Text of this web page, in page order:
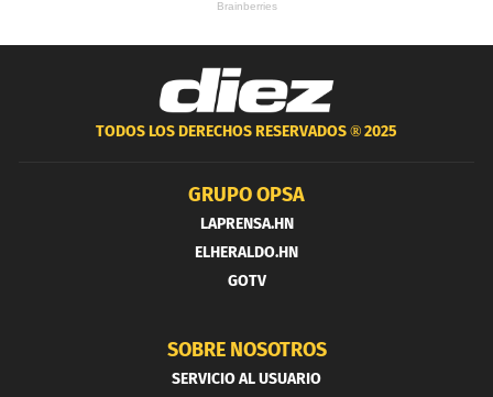
TODOS LOS DERECHOS RESERVADOS ®2025
GRUPO OPSA
LAPRENSA.HN
ELHERALDO.HN
GOTV
SOBRE NOSOTROS
SERVICIO AL USUARIO